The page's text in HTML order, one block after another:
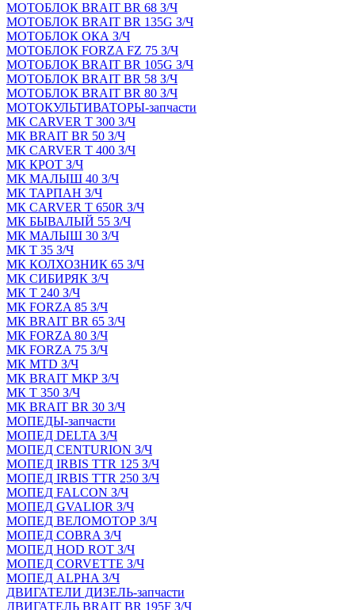
МОТОБЛОК BRAIT BR 68 З/Ч
МОТОБЛОК BRAIT BR 135G З/Ч
МОТОБЛОК ОКА З/Ч
МОТОБЛОК FORZA FZ 75 З/Ч
МОТОБЛОК BRAIT BR 105G З/Ч
МОТОБЛОК BRAIT BR 58 З/Ч
МОТОБЛОК BRAIT BR 80 З/Ч
МОТОКУЛЬТИВАТОРЫ-запчасти
МК CARVER Т 300 З/Ч
МК BRAIT BR 50 З/Ч
МК CARVER Т 400 З/Ч
МК КРОТ З/Ч
МК МАЛЫШ 40 З/Ч
МК ТАРПАН З/Ч
МК CARVER Т 650R З/Ч
МК БЫВАЛЫЙ 55 З/Ч
МК МАЛЫШ 30 З/Ч
МК Т 35 З/Ч
МК КОЛХОЗНИК 65 З/Ч
МК СИБИРЯК З/Ч
МК Т 240 З/Ч
МК FORZA 85 З/Ч
МК BRAIT BR 65 З/Ч
МК FORZA 80 З/Ч
МК FORZA 75 З/Ч
МК MТD З/Ч
МК BRAIT МКР З/Ч
МК Т 350 З/Ч
МК BRAIT BR 30 З/Ч
МОПЕДЫ-запчасти
МОПЕД DELTA З/Ч
МОПЕД CENTURION З/Ч
МОПЕД IRBIS TTR 125 З/Ч
МОПЕД IRBIS TTR 250 З/Ч
МОПЕД FALCON З/Ч
МОПЕД GVALIOR З/Ч
МОПЕД ВЕЛОМОТОР З/Ч
МОПЕД COBRA З/Ч
МОПЕД HOD ROT З/Ч
МОПЕД CORVETTE З/Ч
МОПЕД ALPHA З/Ч
ДВИГАТЕЛИ ДИЗЕЛЬ-запчасти
ДВИГАТЕЛЬ BRAIT BR 195F З/Ч